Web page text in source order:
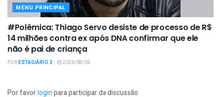
MENU PRINCIPAL
#Polêmica: Thiago Servo desiste de processo de R$
14 milhões contra ex após DNA confirmar que ele
não é pai de criança
PORESTAGIÁRIO 2 2026/08/06
Por favorloginpara participar da discussão